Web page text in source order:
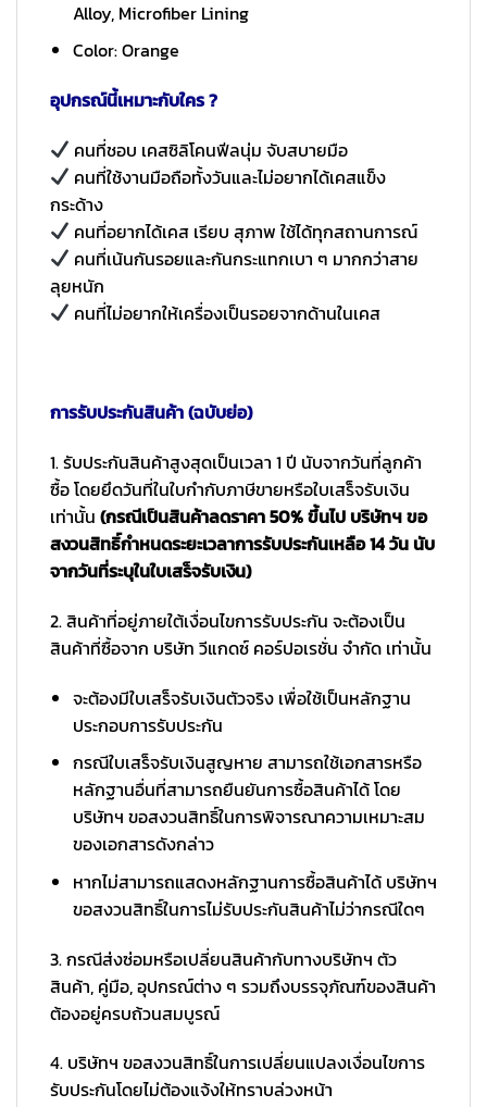
Alloy, Microfiber Lining
Color: Orange
อุปกรณ์นี้เหมาะกับใคร ?
คนที่ชอบ เคสซิลิโคนฟีลนุ่ม จับสบายมือ
คนที่ใช้งานมือถือทั้งวันและไม่อยากได้เคสแข็ง
กระด้าง
คนที่อยากได้เคส เรียบ สุภาพ ใช้ได้ทุกสถานการณ์
คนที่เน้นกันรอยและกันกระแทกเบา ๆ มากกว่าสาย
ลุยหนัก
คนที่ไม่อยากให้เครื่องเป็นรอยจากด้านในเคส
การรับประกันสินค้า (ฉบับย่อ)
1. รับประกันสินค้าสูงสุดเป็นเวลา 1 ปี นับจากวันที่ลูกค้า
ซื้อ โดยยึดวันที่ในใบกำกับภาษีขายหรือใบเสร็จรับเงิน
เท่านั้น (กรณีเป็นสินค้าลดราคา 50% ขึ้นไป บริษัทฯ ขอ
สงวนสิทธิ์กำหนดระยะเวลาการรับประกันเหลือ 14 วัน นับ
จากวันที่ระบุในใบเสร็จรับเงิน)
2. สินค้าที่อยู่ภายใต้เงื่อนไขการรับประกัน จะต้องเป็น
สินค้าที่ซื้อจาก บริษัท วีแกดซ์ คอร์ปอเรชั่น จำกัด เท่านั้น
จะต้องมีใบเสร็จรับเงินตัวจริง เพื่อใช้เป็นหลักฐาน
ประกอบการรับประกัน
กรณีใบเสร็จรับเงินสูญหาย สามารถใช้เอกสารหรือ
หลักฐานอื่นที่สามารถยืนยันการซื้อสินค้าได้ โดย
บริษัทฯ ขอสงวนสิทธิ์ในการพิจารณาความเหมาะสม
ของเอกสารดังกล่าว
หากไม่สามารถแสดงหลักฐานการซื้อสินค้าได้ บริษัทฯ
ขอสงวนสิทธิ์ในการไม่รับประกันสินค้าไม่ว่ากรณีใดๆ
3. กรณีส่งซ่อมหรือเปลี่ยนสินค้ากับทางบริษัทฯ ตัว
สินค้า, คู่มือ, อุปกรณ์ต่าง ๆ รวมถึงบรรจุภัณฑ์ของสินค้า
ต้องอยู่ครบถ้วนสมบูรณ์
4. บริษัทฯ ขอสงวนสิทธิ์ในการเปลี่ยนแปลงเงื่อนไขการ
รับประกันโดยไม่ต้องแจ้งให้ทราบล่วงหน้า